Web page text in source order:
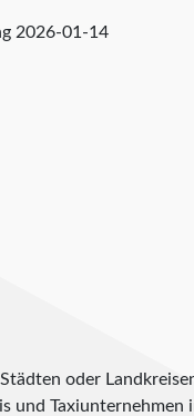
2026-01-14
oder
und